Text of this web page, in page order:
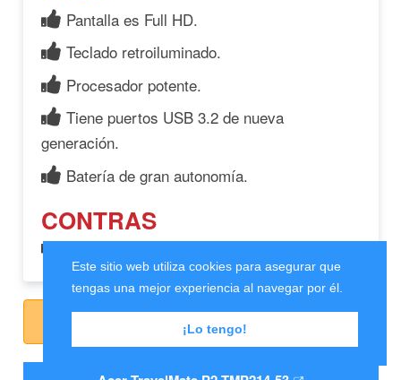
Pantalla es Full HD.
Teclado retroiluminado.
Procesador potente.
Tiene puertos USB 3.2 de nueva
generación.
Batería de gran autonomía.
CONTRAS
Ver Oferta
Este sitio web utiliza cookies para asegurar que
tengas una mejor experiencia al navegar por él.
¡Lo tengo!